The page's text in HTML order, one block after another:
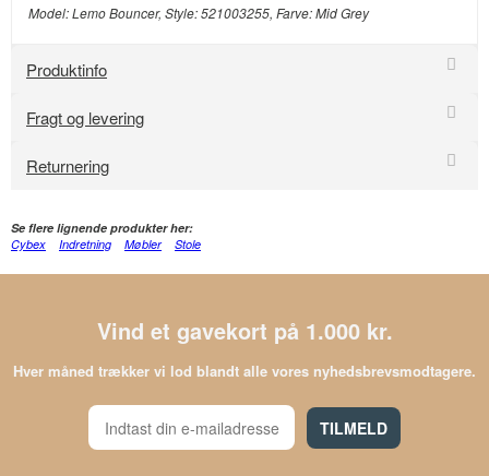
Model: Lemo Bouncer, Style: 521003255, Farve: Mid Grey
Produktinfo
Fragt og levering
Returnering
Se flere lignende produkter her:
Cybex
Indretning Møbler Stole
Vind et gavekort på 1.000 kr.
Hver måned trækker vi lod blandt alle vores nyhedsbrevsmodtagere.
TILMELD